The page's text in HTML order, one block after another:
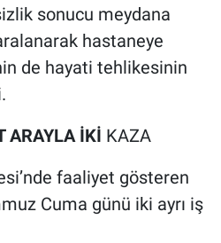
sonucu meydana
hastaneye
de hayati tehlikesinin
ARAYLA İKİ KAZA
faaliyet gösteren
Cuma günü iki ayrı iş